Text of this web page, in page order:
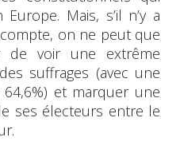
Mais, s’il n’y a
on ne peut que
de voir une extrême
suffrages (avec une
64,6%) et marquer une
ses électeurs entre le